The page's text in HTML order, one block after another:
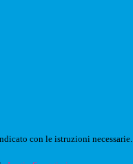
con le istruzioni necessarie.